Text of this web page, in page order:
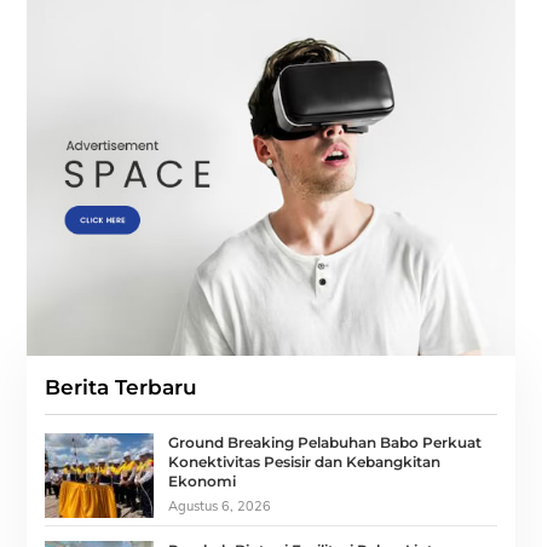
Berita Terbaru
Ground Breaking Pelabuhan Babo Perkuat
Konektivitas Pesisir dan Kebangkitan
Ekonomi
Agustus 6, 2026